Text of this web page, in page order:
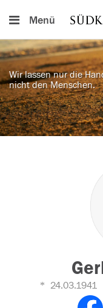
Menü
Wir lassen nur die
nicht den Menschen.
24.03.1941